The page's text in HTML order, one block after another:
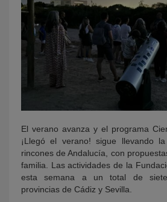
El verano avanza y el programa
¡Llegó el verano! sigue llevando
rincones de Andalucía, con
familia. Las actividades de la
esta semana a un total de
provincias de Cádiz y Sevilla.